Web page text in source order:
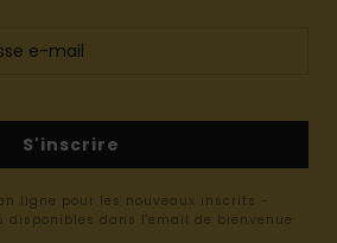
S'inscrire
ligne pour les nouveaux inscrits -
disponibles dans l'email de bienvenue